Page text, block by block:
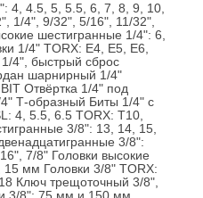
4, 4.5, 5, 5.5, 6, 7, 8, 9, 10,
1/4", 9/32", 5/16", 11/32",
шестигранные 1/4": 6,
1/4" TORX: E4, E5, E6,
4", быстрый сброс
шарнирный 1/4"
Отвёртка 1/4" под
Т-образный Биты 1/4" с
4, 5.5, 6.5 TORX: T10,
3/8": 13, 14, 15,
3/8":
7/8" Головки высокие
мм Головки 3/8" TORX:
Ключ трещоточный 3/8",